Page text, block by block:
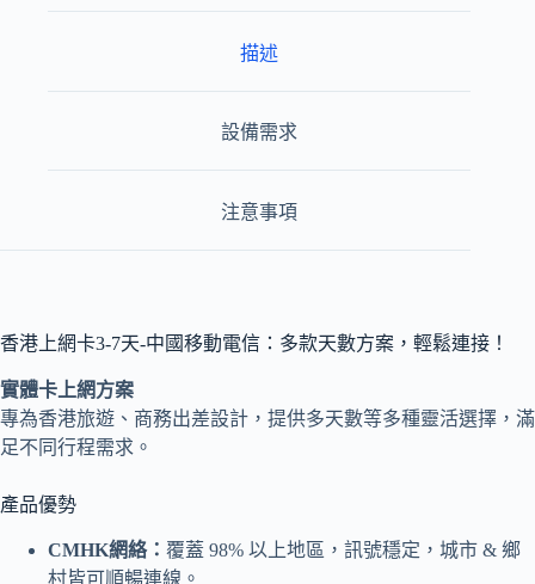
描述
設備需求
注意事項
香港上網卡3-7天-中國移動電信：多款天數方案，輕鬆連接！
實體卡上網方案
專為香港旅遊、商務出差設計，提供多天數等多種靈活選擇，滿
足不同行程需求。
產品優勢
CMHK網絡： 覆蓋 98% 以上地區，訊號穩定，城市 & 鄉
村皆可順暢連線。